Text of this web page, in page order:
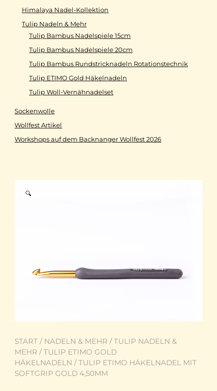
🔍
START / NADELN & MEHR /TULIP NADELN &
MEHR /TULIP ETIMO GOLD
HÄKELNADELN / TULIP ETIMO HÄKELNADEL MIT
SOFTGRIP GOLD 4,50MM
Himalaya Nadel-Kollektion
Tulip Nadeln & Mehr
Tulip Bambus Nadelspiele 15cm
Tulip Bambus Nadelspiele 20cm
Tulip Bambus Rundstricknadeln Rotationstechnik
Tulip ETIMO Gold Häkelnadeln
Tulip Woll-Vernähnadelset
Sockenwolle
Wollfest Artikel
Workshops auf dem Backnanger Wollfest 2026